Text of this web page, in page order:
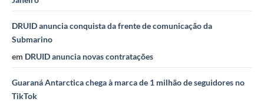
DRUID anuncia conquista da frente de comunicação da
Submarino
em DRUID anuncia novas contratações
Guaraná Antarctica chega à marca de 1 milhão de seguidores no
TikTok